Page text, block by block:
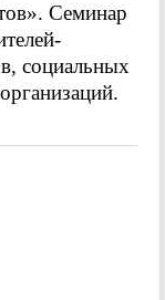
Семинар
социальных